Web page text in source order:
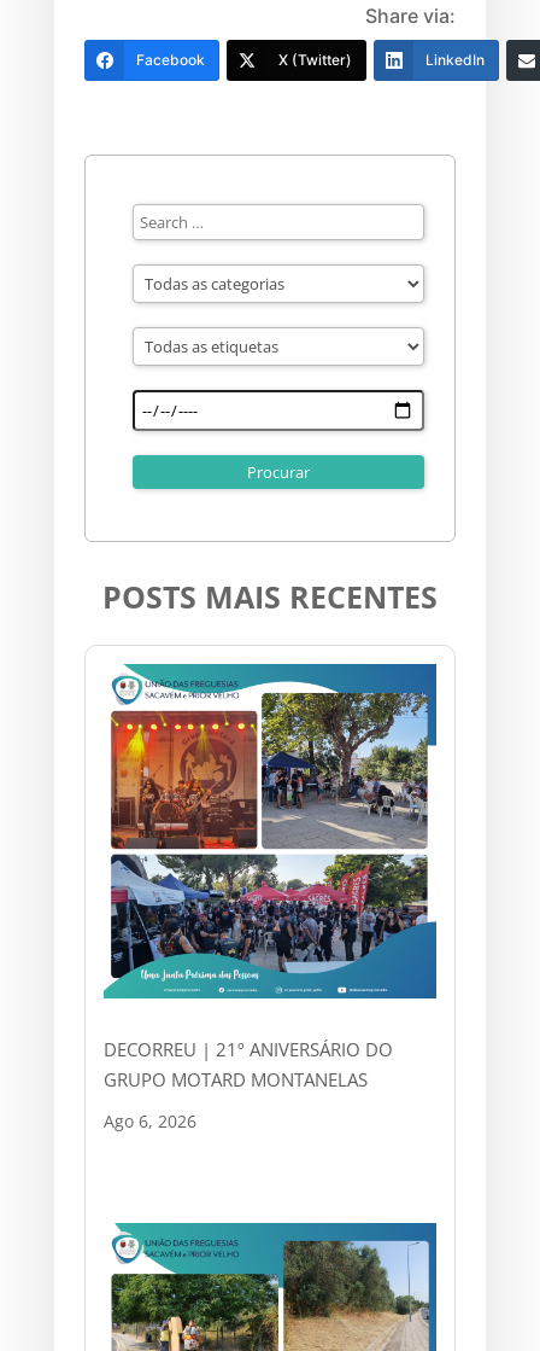
Share via:
Facebook X (Twitter) LinkedIn
POSTS MAIS RECENTES
DECORREU | 21º ANIVERSÁRIO DO
GRUPO MOTARD MONTANELAS
Ago 6, 2026